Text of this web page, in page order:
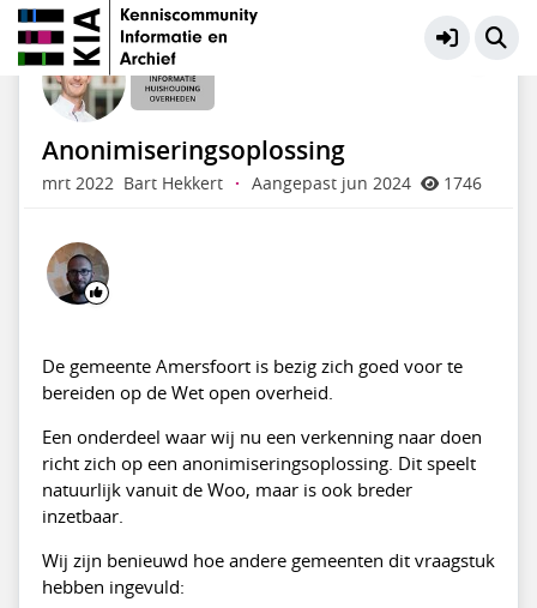
Informatiehuishouding Overheden
Anonimiseringsoplossing
mrt 2022 Bart Hekkert · Aangepast jun 2024 1746
De gemeente Amersfoort is bezig zich goed voor te
bereiden op de Wet open overheid.
Een onderdeel waar wij nu een verkenning naar doen
richt zich op een anonimiseringsoplossing. Dit speelt
natuurlijk vanuit de Woo, maar is ook breder
inzetbaar.
Wij zijn benieuwd hoe andere gemeenten dit vraagstuk
hebben ingevuld: